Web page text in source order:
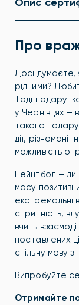
Про
Досі думаєте,
рідними?
Тоді
у Чернівцях –
такого
дії,
можливість
Пейнтбол –
масу
екстремальні
спритність,
вчить
поставлених
спільну мову
Випробуйте
Отримайте